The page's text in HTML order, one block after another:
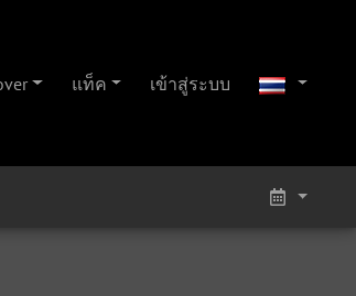
แท็ค เข้าสู่ระบบ